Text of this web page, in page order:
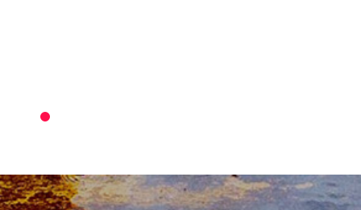
5KM
RUN